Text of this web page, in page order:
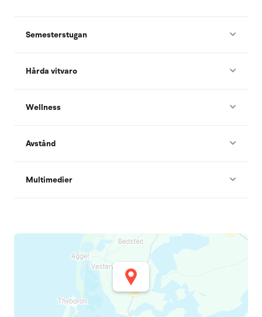
Semesterstugan
Hårda vitvaro
Wellness
Avstånd
Multimedier